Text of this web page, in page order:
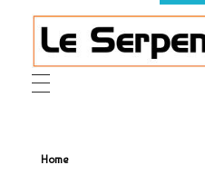
Le Serpent de Bois
le bois magnifié révèle son âme à travers des œuvres organiques et sensuelles
Home